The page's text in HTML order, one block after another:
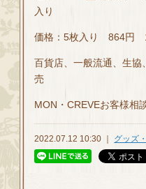
入り
価格：5枚入り 864円
百貨店、一般流通、生
売
MON・CREVEお客様
2022.07.12 10:30 ｜ グッズ